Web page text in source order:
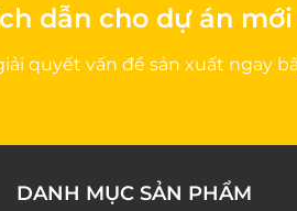
dẫn cho dự án
quyết vấn đề sản xuất ngay
DANH MỤC SẢN PHẨM